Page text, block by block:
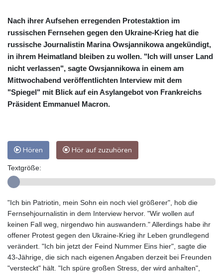
Nach ihrer Aufsehen erregenden Protestaktion im
russischen Fernsehen gegen den Ukraine-Krieg hat die
russische Journalistin Marina Owsjannikowa angekündigt,
in ihrem Heimatland bleiben zu wollen. "Ich will unser Land
nicht verlassen", sagte Owsjannikowa in einem am
Mittwochabend veröffentlichten Interview mit dem
"Spiegel" mit Blick auf ein Asylangebot von Frankreichs
Präsident Emmanuel Macron.
Hören Hör auf zuzuhören
Textgröße:
"Ich bin Patriotin, mein Sohn ein noch viel größerer", hob die
Fernsehjournalistin in dem Interview hervor. "Wir wollen auf
keinen Fall weg, nirgendwo hin auswandern." Allerdings habe ihr
offener Protest gegen den Ukraine-Krieg ihr Leben grundlegend
verändert. "Ich bin jetzt der Feind Nummer Eins hier", sagte die
43-Jährige, die sich nach eigenen Angaben derzeit bei Freunden
"versteckt" hält. "Ich spüre großen Stress, der wird anhalten",